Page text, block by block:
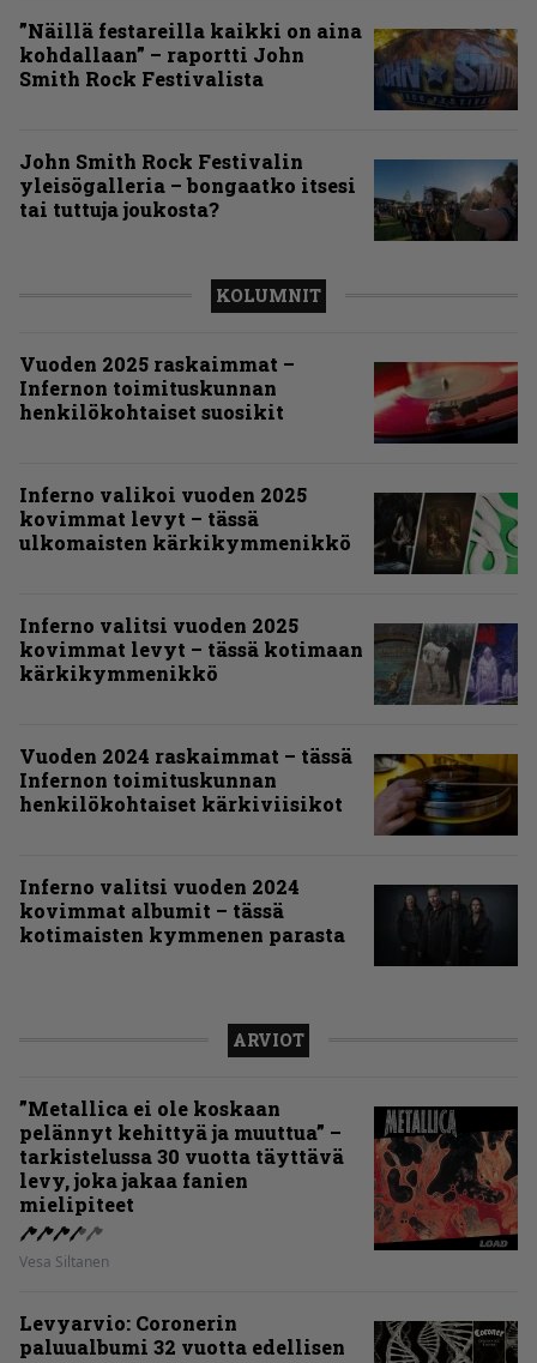
”Näillä festareilla kaikki on aina
kohdallaan” – raportti John
Smith Rock Festivalista
John Smith Rock Festivalin
yleisögalleria – bongaatko itsesi
tai tuttuja joukosta?
KOLUMNIT
Vuoden 2025 raskaimmat –
Infernon toimituskunnan
henkilökohtaiset suosikit
Inferno valikoi vuoden 2025
kovimmat levyt – tässä
ulkomaisten kärkikymmenikkö
Inferno valitsi vuoden 2025
kovimmat levyt – tässä kotimaan
kärkikymmenikkö
Vuoden 2024 raskaimmat – tässä
Infernon toimituskunnan
henkilökohtaiset kärkiviisikot
Inferno valitsi vuoden 2024
kovimmat albumit – tässä
kotimaisten kymmenen parasta
ARVIOT
”Metallica ei ole koskaan
pelännyt kehittyä ja muuttua” –
tarkistelussa 30 vuotta täyttävä
levy, joka jakaa fanien
mielipiteet
Vesa Siltanen
Levyarvio: Coronerin
paluualbumi 32 vuotta edellisen